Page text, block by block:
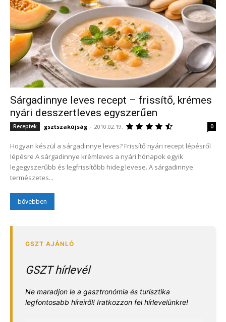
Sárgadinnye leves recept – frissítő, krémes
nyári desszertleves egyszerűen
Receptek gsztszakújság - 2010.02.19. 0
Hogyan készül a sárgadinnye leves? Frissítő nyári recept lépésről
lépésre A sárgadinnye krémleves a nyári hónapok egyik
legegyszerűbb és legfrissítőbb hideg levese. A sárgadinnye
természetes...
bővebben
GSZT hírlevél
Ne maradjon le a gasztronómia és turisztika
legfontosabb híreiről! Iratkozzon fel hírlevelünkre!